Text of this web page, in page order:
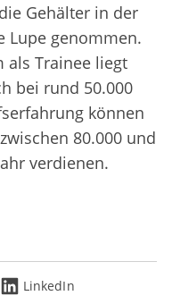
Gehälter in der
Lupe genommen.
als Trainee liegt
bei rund 50.000
können
80.000 und
verdienen.
LinkedIn